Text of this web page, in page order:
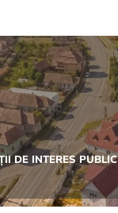
DE INTERES PUBLIC